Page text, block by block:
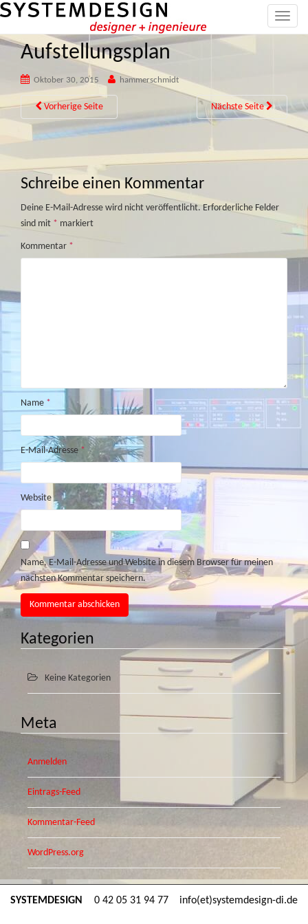
T
o
e
n
i
n
Aufstellungsplan
Oktober 30, 2015 hammerschmidt
Vorherige Seite Nächste Seite
Schreibe einen Kommentar
Deine E-Mail-Adresse wird nicht veröffentlicht. Erforderliche Felder
sind mit * markiert
Kommentar *
Name *
E-Mail-Adresse *
Website
Name, E-Mail-Adresse und Website in diesem Browser für meinen
nächsten Kommentar speichern.
Kategorien
Keine Kategorien
Meta
Anmelden
Eintrags-Feed
Kommentar-Feed
WordPress.org
SYSTEMDESIGN 0 42 05 31 94 77 info(et)systemdesign-di.de